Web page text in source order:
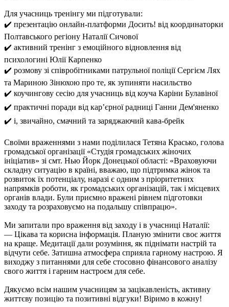
Для учасниць тренінгу ми підготували:
✔️ презентацію онлайн-платформи Досить! від координаторки
Полтавського регіону Наталії Сичової
✔️ активний тренінг з емоційного відновлення від
психологині Юлії Карпенко
✔️ розмову зі співробітниками патрульної поліції Сергієм Лях
та Мариною Зінюхою про те, як зупиняти насильство
✔️ коучингову сесію для учасниць від коуча Каріни Булавіної
✔️ практичні поради від кар’єрної радниці Ганни Дем'яненко
✔️ і, звичайно, смачний та заряджаючий кава-брейк
Своїми враженнями з нами поділилася Тетяна Красько, голова
громадської організації «Студія громадських жіночих
ініціатив» зі смт. Нью Йорк Донецької області: «Враховуючи
складну ситуацію в країні, вважаю, що підтримка жінок та
розвиток їх потенціалу, наразі є одним з пріоритетних
напрямків роботи, як громадських організацій, так і місцевих
органів влади. Були приємно вражені рівнем підготовки
заходу та розраховуємо на подальшу співпрацю».
Ми запитали про враження від заходу і в учасниці Наталії:
— Цікава та корисна інформація. Планую змінити своє життя
на краще. Медитації дали розуміння, як піднімати настрій та
відчути себе. Затишна атмосфера сприяла гарному настрою. Я
виходжу з питаннями для себе стосовно фінансового аналізу
свого життя і гарним настроєм для себе.
Дякуємо всім нашим учасницям за зацікавленість, активну
життєву позицію та позитивні відгуки! Віримо в кожну!